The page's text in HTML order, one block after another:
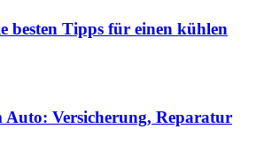
besten Tipps für einen kühlen
Auto: Versicherung, Reparatur